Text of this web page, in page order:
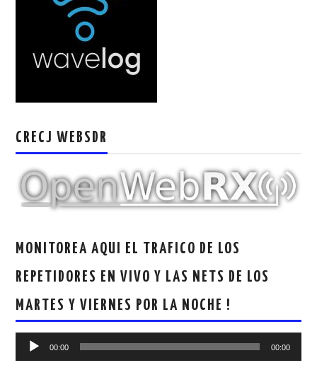
MUMLA APP ( MUY FÁCIL )
CRECJ WEBSDR
MONITOREA AQUI EL TRAFICO DE LOS
REPETIDORES EN VIVO Y LAS NETS DE LOS
MARTES Y VIERNES POR LA NOCHE !
Reproductor
00:00 00:00